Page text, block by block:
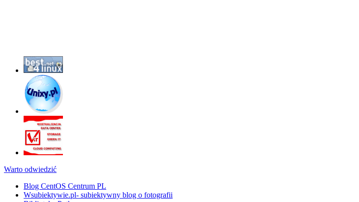
Warto odwiedzić
Blog CentOS Centrum PL
Wsubiektywie.pl- subiektywny blog o fotografii